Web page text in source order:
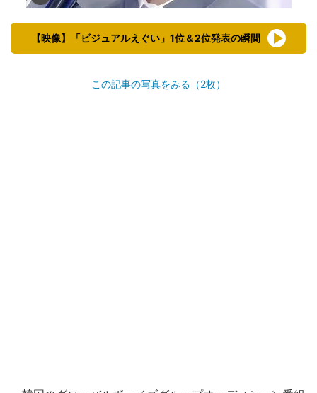
【映像】「ビジュアルえぐい」1位＆2位発表の瞬間
この記事の写真をみる（2枚）